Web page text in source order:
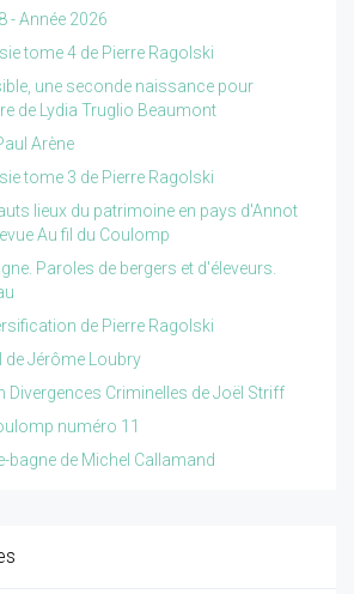
- Année 2026
tome 4 de Pierre Ragolski
une seconde naissance pour
de Lydia Truglio Beaumont
Arène
tome 3 de Pierre Ragolski
lieux du patrimoine en pays d'Annot
Au fil du Coulomp
Paroles de bergers et d'éleveurs.
de Pierre Ragolski
de Jérôme Loubry
Divergences Criminelles de Joël Striff
numéro 11
bagne de Michel Callamand